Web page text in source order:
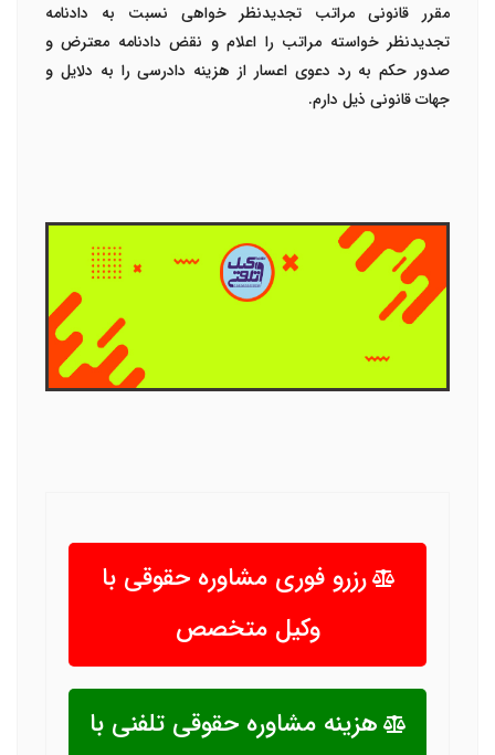
مقرر قانونی مراتب تجدیدنظر خواهی نسبت به دادنامه
تجدیدنظر خواسته مراتب را اعلام و نقض دادنامه معترض و
صدور حکم به رد دعوی اعسار از هزینه دادرسی را به دلایل و
جهات قانونی ذیل دارم.
رزرو فوری مشاوره حقوقی با
وکیل متخصص
هزینه مشاوره حقوقی تلفنی با